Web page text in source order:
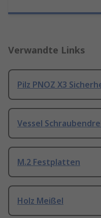
Verwandte Links
Pilz PNOZ X3
Vessel
M.2 Festplatten
Holz Meißel